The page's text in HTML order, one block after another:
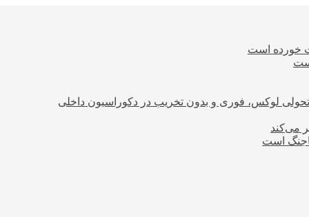
خورده است
تحولی لوکس، فوری و بدون تخریب در دکوراسیون داخلی
می‌کند
است